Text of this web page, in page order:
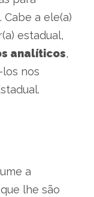
a ele(a)
estadual,
analíticos,
nos
a
lhe são